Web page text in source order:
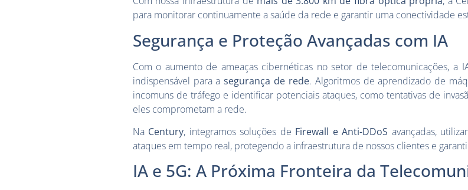
para monitorar continuamente a saúde da rede e garantir uma conectividade
Segurança e Proteção Avançadas com IA
Com o aumento de ameaças cibernéticas no setor de telecomunicações, a
indispensável para asegurança de rede. Algoritmos de aprendizado de
incomuns de tráfego e identificar potenciais ataques, como tentativas de
eles comprometam a rede.
Na Century, integramos soluções de Firewall e Anti-DDoS avançadas,
ataques em tempo real, protegendo a infraestrutura de nossos clientes e
IA e 5G: A Próxima Fronteira da